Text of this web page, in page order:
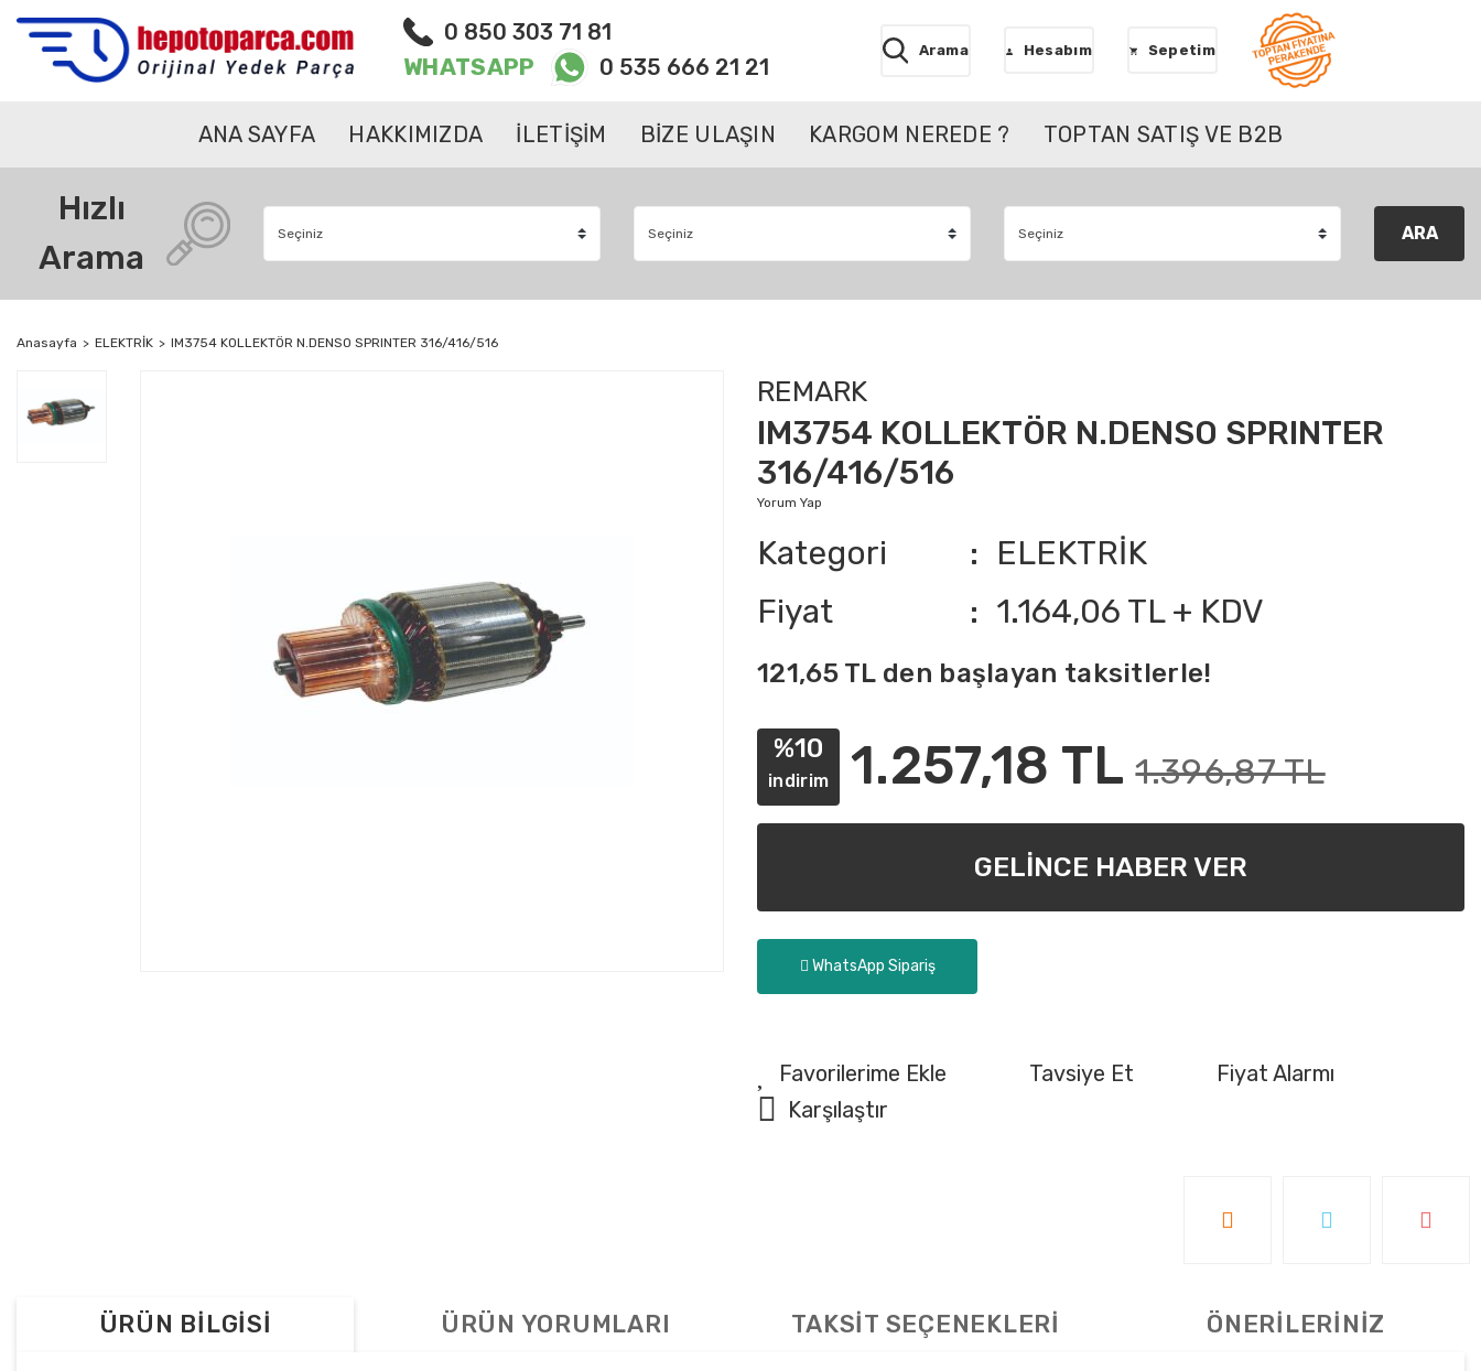
0 850 303 71 81
WHATSAPP 0 535 666 21 21
Arama Hesabım Sepetim
ANA SAYFA HAKKIMIZDA İLETİŞİM BİZE ULAŞIN KARGOM NEREDE ? TOPTAN SATIŞ VE B2B
Hızlı
Arama
ARA
Anasayfa ELEKTRİK IM3754 KOLLEKTÖR N.DENSO SPRINTER 316/416/516
REMARK
IM3754 KOLLEKTÖR N.DENSO SPRINTER
316/416/516
Yorum Yap
Kategori
ELEKTRİK
Fiyat
1.164,06 TL + KDV
121,65 TL den başlayan taksitlerle!
%10
indirim 1.257,18 TL 1.396,87 TL
GELİNCE HABER VER
WhatsApp Sipariş
Tavsiye Et
Fiyat Alarmı
Karşılaştır
ÜRÜN BİLGİSİ ÜRÜN YORUMLARI TAKSİT SEÇENEKLERİ ÖNERİLERİNİZ